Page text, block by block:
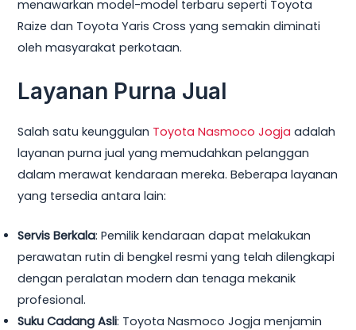
menawarkan model-model terbaru seperti Toyota
Raize dan Toyota Yaris Cross yang semakin diminati
oleh masyarakat perkotaan.
Layanan Purna Jual
Salah satu keunggulan Toyota Nasmoco Jogja adalah
layanan purna jual yang memudahkan pelanggan
dalam merawat kendaraan mereka. Beberapa layanan
yang tersedia antara lain:
Servis Berkala: Pemilik kendaraan dapat melakukan
perawatan rutin di bengkel resmi yang telah dilengkapi
dengan peralatan modern dan tenaga mekanik
profesional.
Suku Cadang Asli: Toyota Nasmoco Jogja menjamin